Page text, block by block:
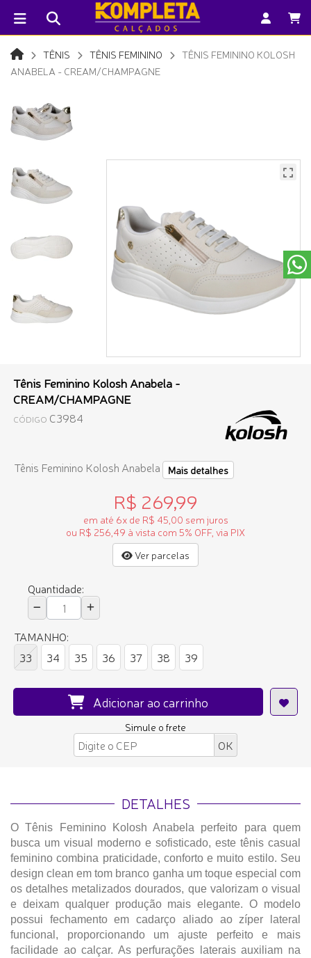
TÊNIS TÊNIS FEMININO
TÊNIS FEMININO KOLOSH
ANABELA - CREAM/CHAMPAGNE
Tênis Feminino Kolosh Anabela -
CREAM/CHAMPAGNE
CÓDIGO C3984
Tênis Feminino Kolosh Anabela Mais detalhes
R$ 269,99
em até 6x de R$ 45,00 sem juros
ou R$ 256,49 à vista com 5% OFF, via PIX
Ver parcelas
Quantidade:
TAMANHO:
33
34 35 36 37 38 39
Adicionar ao carrinho
Simule o frete
DETALHES
O Tênis Feminino Kolosh Anabela perfeito para quem
busca um visual moderno e sofisticado, este tênis casual
feminino combina praticidade, conforto e muito estilo. Seu
design clean em tom branco ganha um toque especial com
os detalhes metalizados dourados, que valorizam o visual
e deixam qualquer produção mais elegante. O modelo
possui fechamento em cadarço aliado ao zíper lateral
funcional, proporcionando um ajuste perfeito e mais
facilidade ao calçar. As perfurações laterais auxiliam na